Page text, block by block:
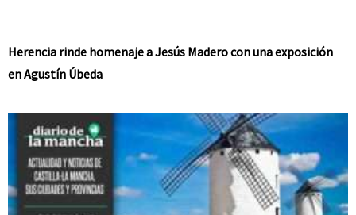
Herencia rinde homenaje a Jesús Madero con una exposición
en Agustín Úbeda